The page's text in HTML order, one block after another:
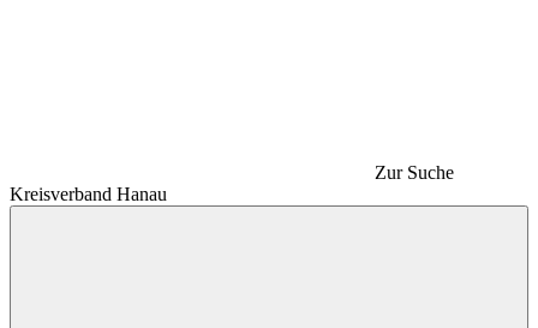
Zur Suche
Kreisverband Hanau